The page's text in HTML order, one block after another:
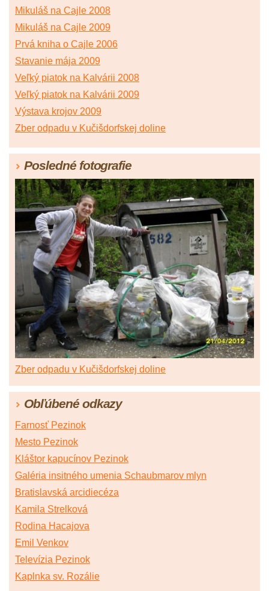
Mikuláš na Cajle 2008
Mikuláš na Cajle 2009
Prvá kniha o Cajle 2006
Stavanie mája 2009
Veľký piatok na Kalvárii 2008
Veľký piatok na Kalvárii 2009
Výstava krojov 2009
Zber odpadu v Kučišdorfskej doline
Posledné fotografie
Zber odpadu v Kučišdorfskej doline
Obľúbené odkazy
Farnosť Pezinok
Mesto Pezinok
Kláštor kapucínov Pezinok
Galéria insitného umenia Schaubmarov mlyn
Bratislavská arcidiecéza
Kamila Strelková
Rodina Hacajova
Emil Venkov
Televízia Pezinok
Kaplnka sv. Rozálie